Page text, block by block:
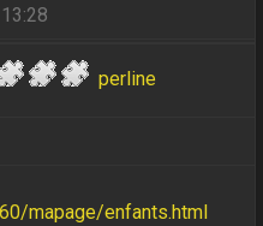
perline
mapage/enfants.html